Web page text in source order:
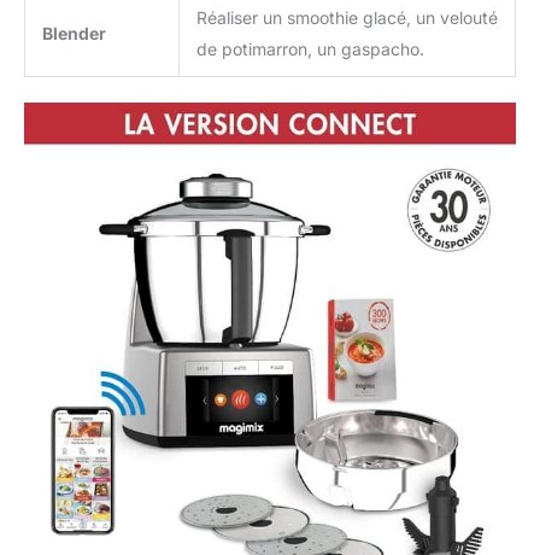
Blender
Réaliser un smoothie glacé, un velouté
de potimarron, un gaspacho.